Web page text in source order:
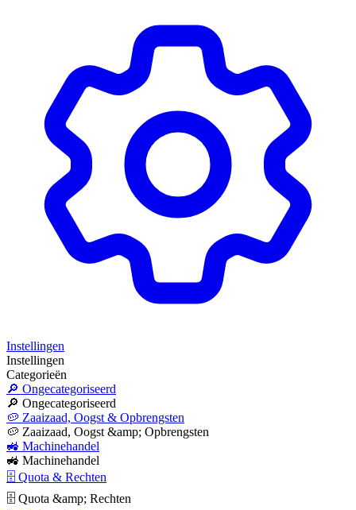
Instellingen
Instellingen
Categorieën
🔎 Ongecategoriseerd
🔎 Ongecategoriseerd
🥔 Zaaizaad, Oogst & Opbrengsten
🥔 Zaaizaad, Oogst &amp; Opbrengsten
🚜 Machinehandel
🚜 Machinehandel
🗄 Quota & Rechten
🗄 Quota &amp; Rechten